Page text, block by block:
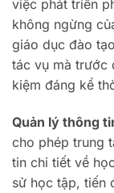
việc phát triển
không ngừng
giáo dục đào
tác vụ mà trước
kiệm đáng kể
Quản lý thông
cho phép trung
tin chi tiết về
sử học tập, tiến